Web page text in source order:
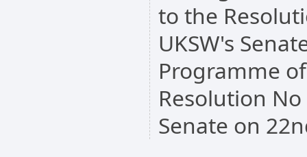
to the
UKSW's
Programme
Resolution
Senate on